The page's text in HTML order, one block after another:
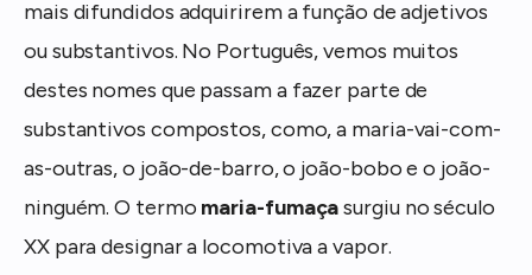
mais difundidos adquirirem a função de adjetivos
ou substantivos. No Português, vemos muitos
destes nomes que passam a fazer parte de
substantivos compostos, como, a maria-vai-com-
as-outras, o joão-de-barro, o joão-bobo e o joão-
ninguém. O termo maria-fumaçasurgiu no século
XX para designar a locomotiva a vapor.